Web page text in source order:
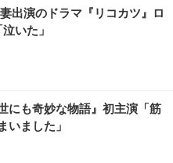
ンチェア (ホワイト)
ェア デスクチェア 肘なし メ
ーサポート付き 腰サポート ガ
回転 キャスター付き コンパク
280Hz/FHD】GRAPHT THE S
24” Essential ゲーミン
ンチ 1ms FHD 量子ドット 残
ットシーツ 超厚型 お徳用 レギ
限定】
出演のドラマ『リコカツ』ロ
いた」
にも奇妙な物語』初主演「筋
いました」